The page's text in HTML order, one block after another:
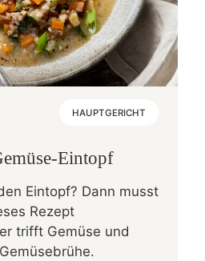
HAUPTGERICHT
Eintopf
Eintopf? Dann musst
Rezept
trifft Gemüse und